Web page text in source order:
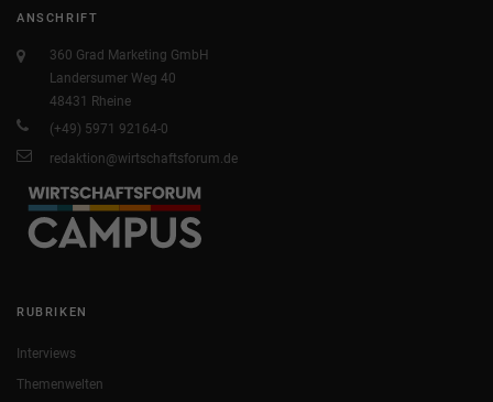
ANSCHRIFT
360 Grad Marketing GmbH
Landersumer Weg 40
48431 Rheine
(+49) 5971 92164-0
redaktion@wirtschaftsforum.de
RUBRIKEN
Interviews
Themenwelten